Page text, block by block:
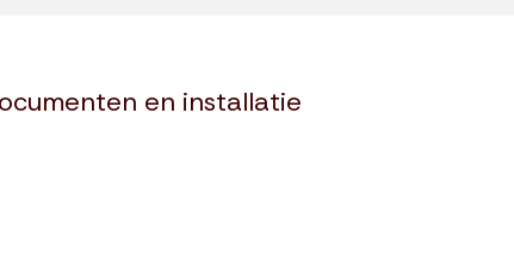
en installatie